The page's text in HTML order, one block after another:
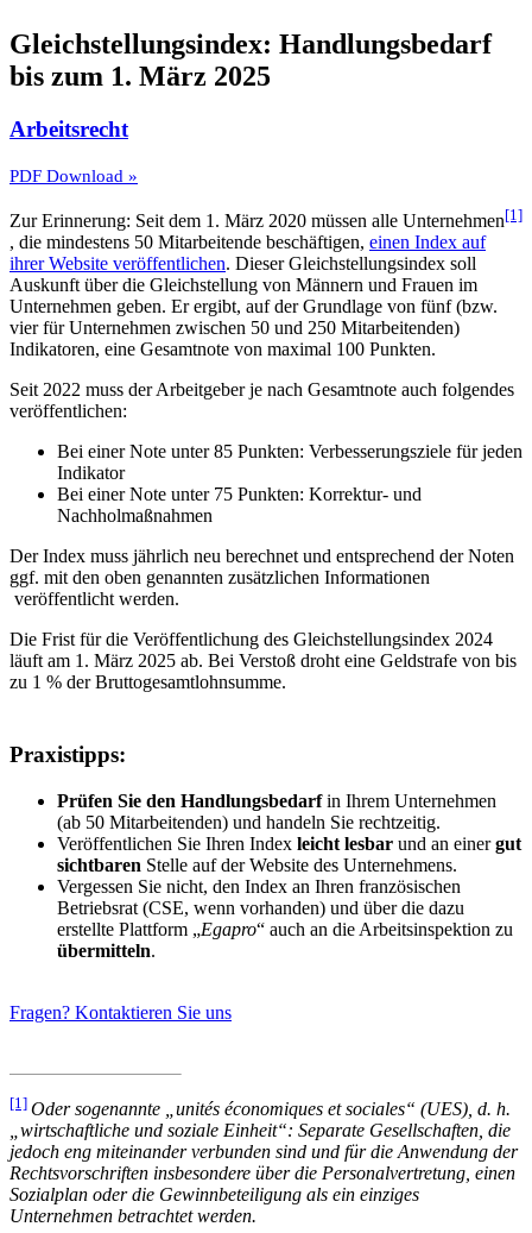
Gleichstellungsindex: Handlungsbedarf
bis zum 1. März 2025
Arbeitsrecht
PDF Download »
Zur Erinnerung: Seit dem 1. März 2020 müssen alle Unternehmen[1]
, die mindestens 50 Mitarbeitende beschäftigen, einen Index auf
ihrer Website veröffentlichen. Dieser Gleichstellungsindex soll
Auskunft über die Gleichstellung von Männern und Frauen im
Unternehmen geben. Er ergibt, auf der Grundlage von fünf (bzw.
vier für Unternehmen zwischen 50 und 250 Mitarbeitenden)
Indikatoren, eine Gesamtnote von maximal 100 Punkten.
Seit 2022 muss der Arbeitgeber je nach Gesamtnote auch folgendes
veröffentlichen:
Bei einer Note unter 85 Punkten: Verbesserungsziele für jeden
Indikator
Bei einer Note unter 75 Punkten: Korrektur- und
Nachholmaßnahmen
Der Index muss jährlich neu berechnet und entsprechend der Noten
ggf. mit den oben genannten zusätzlichen Informationen
veröffentlicht werden.
Die Frist für die Veröffentlichung des Gleichstellungsindex 2024
läuft am 1. März 2025 ab. Bei Verstoß droht eine Geldstrafe von bis
zu 1 % der Bruttogesamtlohnsumme.
Praxistipps:
Prüfen Sie den Handlungsbedarfin Ihrem Unternehmen
(ab 50 Mitarbeitenden) und handeln Sie rechtzeitig.
Veröffentlichen Sie Ihren Index leicht lesbar und an einergut
sichtbaren Stelle auf der Website des Unternehmens.
Vergessen Sie nicht, den Index an Ihren französischen
Betriebsrat (CSE, wenn vorhanden) und über die dazu
erstellte Plattform „Egapro“ auch an die Arbeitsinspektion zu
übermitteln.
Fragen? Kontaktieren Sie uns
[1] Oder sogenannte „ unités économiques et sociales“ (UES), d. h.
„wirtschaftliche und soziale Einheit“: Separate Gesellschaften, die
jedoch eng miteinander verbunden sind und für die Anwendung der
Rechtsvorschriften insbesondere über die Personalvertretung, einen
Sozialplan oder die Gewinnbeteiligung als ein einziges
Unternehmen betrachtet werden.